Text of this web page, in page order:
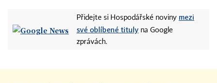
Přidejte si Hospodářské noviny mezi
své oblíbené tituly na Google
zprávách.